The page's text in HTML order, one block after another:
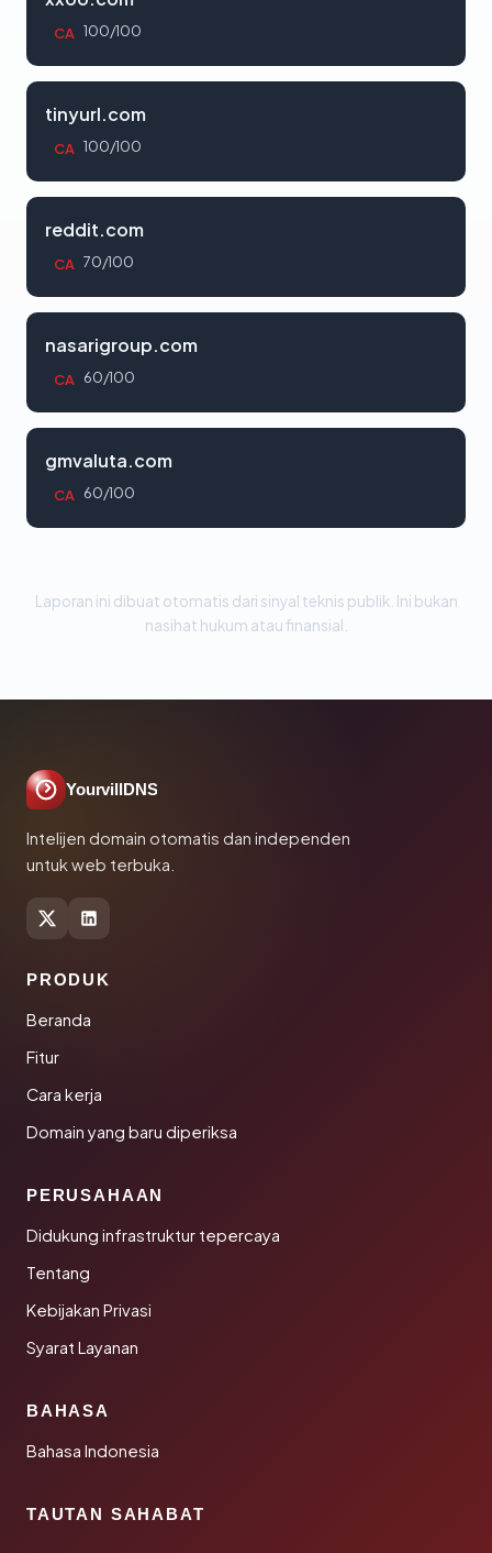
CA 100/100
tinyurl.com
CA 100/100
reddit.com
CA 70/100
nasarigroup.com
CA 60/100
gmvaluta.com
CA 60/100
Laporan ini dibuat otomatis dari sinyal teknis publik. Ini bukan
nasihat hukum atau finansial.
YourvillDNS
Intelijen domain otomatis dan independen
untuk web terbuka.
PRODUK
Beranda
Fitur
Cara kerja
Domain yang baru diperiksa
PERUSAHAAN
Didukung infrastruktur tepercaya
Tentang
Kebijakan Privasi
Syarat Layanan
BAHASA
Bahasa Indonesia
TAUTAN SAHABAT